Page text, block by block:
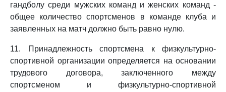
гандболу среди мужских команд и женских команд -
общее количество спортсменов в команде клуба и
заявленных на матч должно быть равно нулю.
11. Принадлежность спортсмена к физкультурно-
спортивной организации определяется на основании
трудового договора, заключенного между
спортсменом и физкультурно-спортивной